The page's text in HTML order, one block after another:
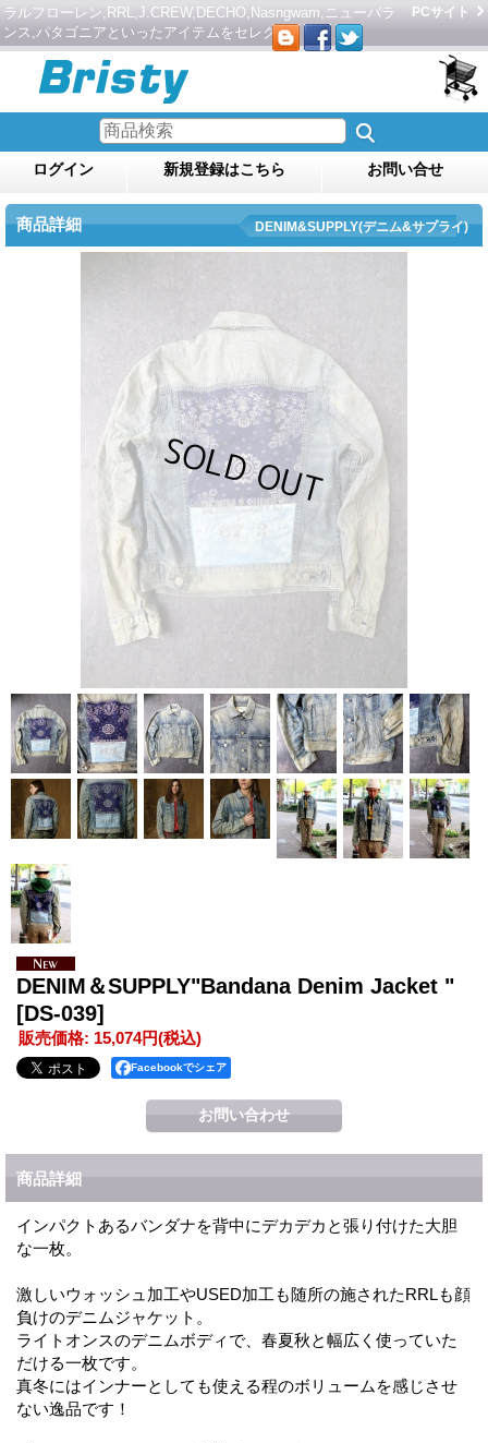
ラルフローレン,RRL,J.CREW,DECHO,Nasngwam,ニューバラ
ンス,パタゴニアといったアイテムをセレクト。
PCサイト
ログイン 新規登録はこちら お問い合せ
商品詳細 DENIM&SUPPLY(デニム&サプライ)
DENIM＆SUPPLY"Bandana Denim Jacket "
[DS-039]
販売価格: 15,074円(税込)
Facebookでシェア
商品詳細
インパクトあるバンダナを背中にデカデカと張り付けた大胆
な一枚。
激しいウォッシュ加工やUSED加工も随所の施されたRRLも顔
負けのデニムジャケット。
ライトオンスのデニムボディで、春夏秋と幅広く使っていた
だける一枚です。
真冬にはインナーとしても使える程のボリュームを感じさせ
ない逸品です！